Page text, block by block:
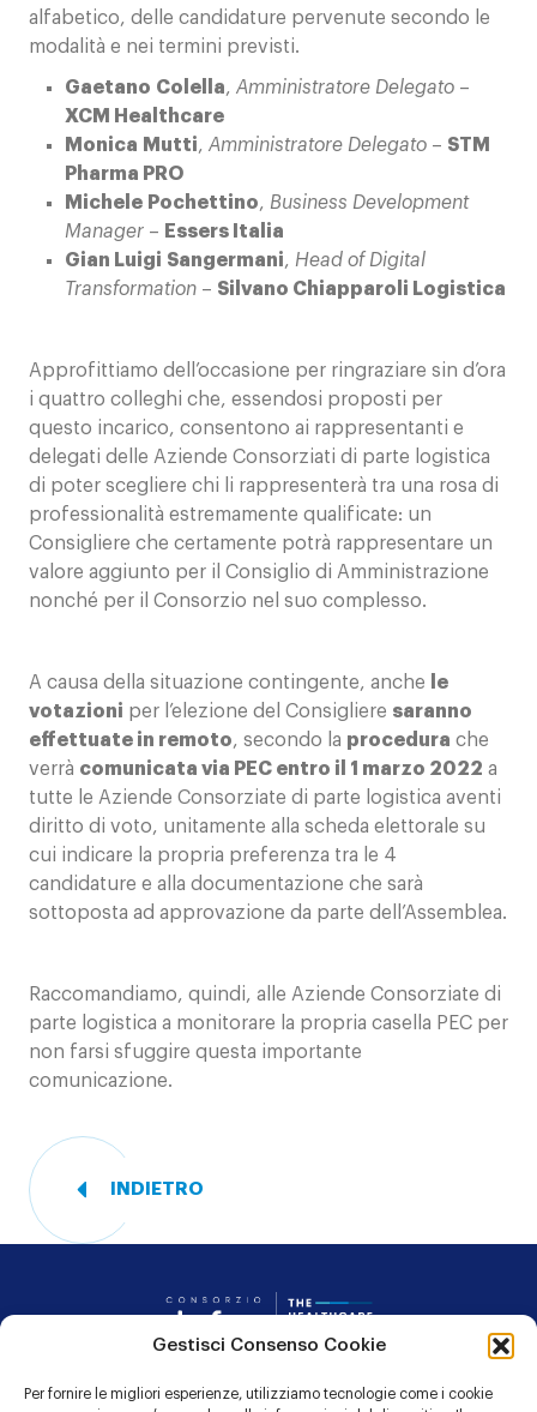
Gestisci Consenso Cookie
Per fornire le migliori esperienze, utilizziamo tecnologie come i cookie
alfabetico, delle candidature pervenute secondo le
modalità e nei termini previsti.
Gaetano Colella, Amministratore Delegato –
XCM Healthcare
Monica Mutti, Amministratore Delegato – STM
Pharma PRO
Michele Pochettino, Business Development
Manager – Essers Italia
Gian Luigi Sangermani, Head of Digital
Transformation – Silvano Chiapparoli Logistica
Approfittiamo dell’occasione per ringraziare sin d’ora
i quattro colleghi che, essendosi proposti per
questo incarico, consentono ai rappresentanti e
delegati delle Aziende Consorziati di parte logistica
di poter scegliere chi li rappresenterà tra una rosa di
professionalità estremamente qualificate: un
Consigliere che certamente potrà rappresentare un
valore aggiunto per il Consiglio di Amministrazione
nonché per il Consorzio nel suo complesso.
A causa della situazione contingente, anche
le
votazioni per l’elezione del Consigliere saranno
effettuate in remoto, secondo la procedura che
verrà comunicata via PEC entro il 1 marzo 2022 a
tutte le Aziende Consorziate di parte logistica aventi
diritto di voto, unitamente alla scheda elettorale su
cui indicare la propria preferenza tra le 4
candidature e alla documentazione che sarà
sottoposta ad approvazione da parte dell’Assemblea.
Raccomandiamo, quindi, alle Aziende Consorziate di
parte logistica a monitorare la propria casella PEC per
non farsi sfuggire questa importante
comunicazione.
INDIETRO
Consorzio
CONTATTI